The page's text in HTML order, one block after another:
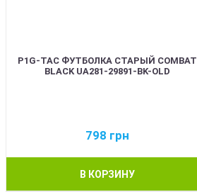
P1G-TAC ФУТБОЛКА СТАРЫЙ COMBAT
BLACK UA281-29891-BK-OLD
798 грн
В КОРЗИНУ